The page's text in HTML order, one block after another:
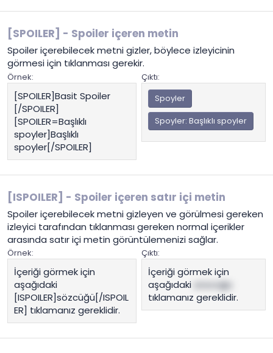
[SPOILER] - Spoiler içeren metin
Spoiler içerebilecek metni gizler, böylece izleyicinin
görmesi için tıklanması gerekir.
Örnek:
[SPOILER]Basit Spoiler
[/SPOILER]
[SPOILER=Başlıklı
spoyler]Başlıklı
spoyler[/SPOILER]
Çıktı:
Spoyler
Spoyler: Başlıklı spoyler
[ISPOILER] - Spoiler içeren satır içi metin
Spoiler içerebilecek metni gizleyen ve görülmesi gereken
izleyici tarafından tıklanması gereken normal içerikler
arasında satır içi metin görüntülemenizi sağlar.
Örnek:
İçeriği görmek için
aşağıdaki
[ISPOILER]sözcüğü[/ISPOIL
ER] tıklamanız gereklidir.
Çıktı:
İçeriği görmek için
aşağıdaki
sözcüğü
tıklamanız gereklidir.